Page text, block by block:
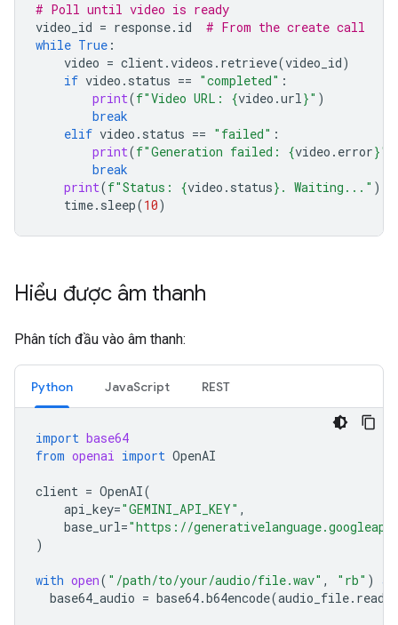
# Poll until video is ready
video_id = response. id
# From the create call
while True :
video = client.videos . retrieve(video_id)
if video . status == "completed" :
print(f"Video URL: {video .url}" )
break
elif video . status == "failed" :
print(f"Generation failed: {video . error}"
break
print(f"Status: {video . status} . Waiting..." )
time. sleep(10)
Hiểu được âm thanh
Phân tích đầu vào âm thanh:
Python JavaScript REST
import base64
from openai import OpenAI
client = OpenAI(
api_key="GEMINI_API_KEY" ,
base_url="https://
)
with open( "/path/to/your/audio/file.wav" , "rb" ) as
base64_audio = base64.b64encode(audio_file. read